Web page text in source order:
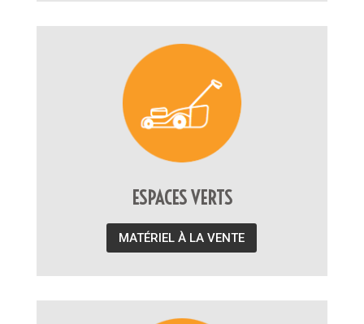
ESPACES VERTS
MATÉRIEL À LA VENTE